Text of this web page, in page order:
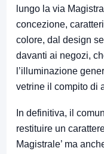
lungo la via
concezione,
colore, dal design
davanti ai negozi,
l’illuminazione
vetrine il compito di
In definitiva, il
restituire un
Magistrale’ ma